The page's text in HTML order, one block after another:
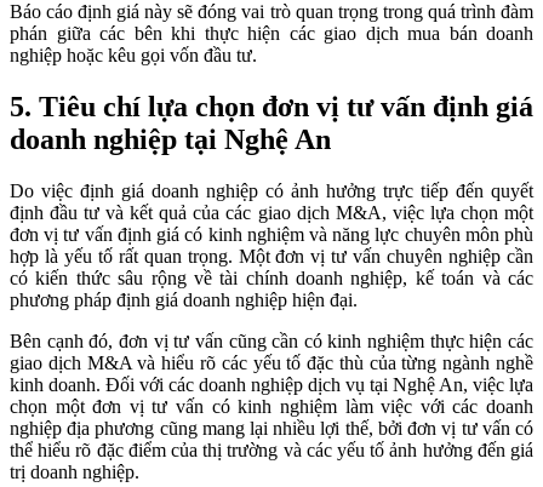
Báo cáo định giá này sẽ đóng vai trò quan trọng trong quá trình đàm
phán giữa các bên khi thực hiện các giao dịch mua bán doanh
nghiệp hoặc kêu gọi vốn đầu tư.
5. Tiêu chí lựa chọn đơn vị tư vấn định giá
doanh nghiệp tại Nghệ An
Do việc định giá doanh nghiệp có ảnh hưởng trực tiếp đến quyết
định đầu tư và kết quả của các giao dịch M&A, việc lựa chọn một
đơn vị tư vấn định giá có kinh nghiệm và năng lực chuyên môn phù
hợp là yếu tố rất quan trọng. Một đơn vị tư vấn chuyên nghiệp cần
có kiến thức sâu rộng về tài chính doanh nghiệp, kế toán và các
phương pháp định giá doanh nghiệp hiện đại.
Bên cạnh đó, đơn vị tư vấn cũng cần có kinh nghiệm thực hiện các
giao dịch M&A và hiểu rõ các yếu tố đặc thù của từng ngành nghề
kinh doanh. Đối với các doanh nghiệp dịch vụ tại Nghệ An, việc lựa
chọn một đơn vị tư vấn có kinh nghiệm làm việc với các doanh
nghiệp địa phương cũng mang lại nhiều lợi thế, bởi đơn vị tư vấn có
thể hiểu rõ đặc điểm của thị trường và các yếu tố ảnh hưởng đến giá
trị doanh nghiệp.